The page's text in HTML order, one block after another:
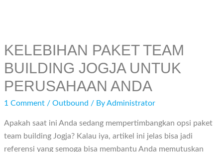
KELEBIHAN PAKET TEAM
BUILDING JOGJA UNTUK
PERUSAHAAN ANDA
1 Comment /Outbound / ByAdministrator
Apakah saat ini Anda sedang mempertimbangkan opsi paket
team building Jogja? Kalau iya, artikel ini jelas bisa jadi
referensi yang semoga bisa membantu Anda memutuskan